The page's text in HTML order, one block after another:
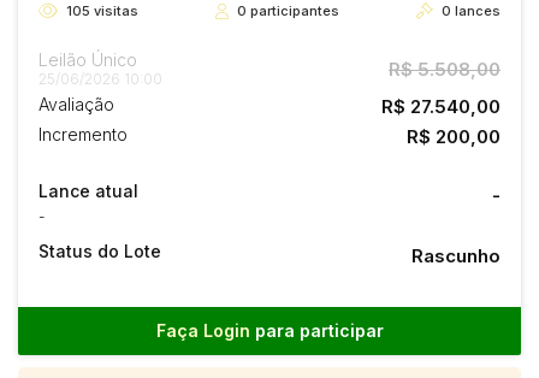
105 visitas 0 participantes 0 lances
Leilão Único
25/06/2026 10:00 R$ 5.508,00
Avaliação R$ 27.540,00
Incremento R$ 200,00
Lance atual
-
-
Status do Lote Rascunho
Faça Login para participar